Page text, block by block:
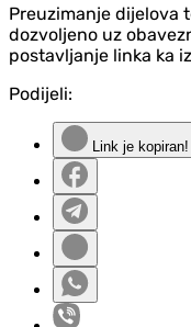
Preuzimanje dijelova
dozvoljeno uz
postavljanje linka ka
Podijeli:
Link je kopiran!